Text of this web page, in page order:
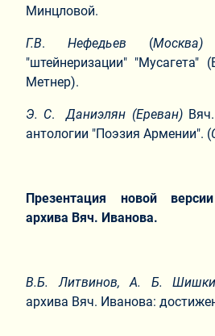
Минцловой.
Г.В. Нефедьев (Москва)
"штейнеризации"
Метнер).
Э. С.Даниэлян (Ереван)Вяч.
антологии "Поэзия Армении". (
Презентация новой
архива Вяч. Иванова.
В.Б. Литвинов, А. Б.
архива Вяч. Иванова: